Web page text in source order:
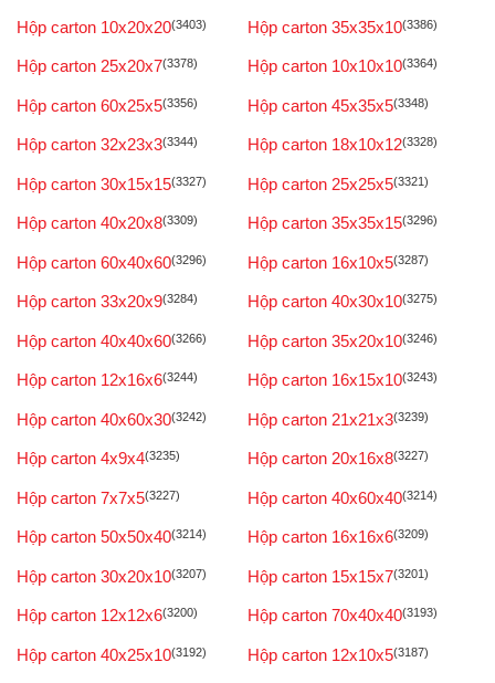
Hộp carton 10x20x20(3403) Hộp carton 35x35x10(3386)
Hộp carton 25x20x7(3378) Hộp carton 10x10x10(3364)
Hộp carton 60x25x5(3356) Hộp carton 45x35x5(3348)
Hộp carton 32x23x3(3344) Hộp carton 18x10x12(3328)
Hộp carton 30x15x15(3327) Hộp carton 25x25x5(3321)
Hộp carton 40x20x8(3309) Hộp carton 35x35x15(3296)
Hộp carton 60x40x60(3296) Hộp carton 16x10x5(3287)
Hộp carton 33x20x9(3284) Hộp carton 40x30x10(3275)
Hộp carton 40x40x60(3266) Hộp carton 35x20x10(3246)
Hộp carton 12x16x6(3244) Hộp carton 16x15x10(3243)
Hộp carton 40x60x30(3242) Hộp carton 21x21x3(3239)
Hộp carton 4x9x4(3235) Hộp carton 20x16x8(3227)
Hộp carton 7x7x5(3227) Hộp carton 40x60x40(3214)
Hộp carton 50x50x40(3214) Hộp carton 16x16x6(3209)
Hộp carton 30x20x10(3207) Hộp carton 15x15x7(3201)
Hộp carton 12x12x6(3200) Hộp carton 70x40x40(3193)
Hộp carton 40x25x10(3192) Hộp carton 12x10x5(3187)